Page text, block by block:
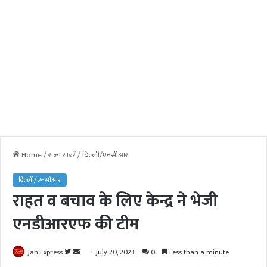
Home/राज्य खबरें/दिल्ली/एनसीआर
दिल्ली/एनसीआर
राहत व बचाव के लिए केन्द्र ने भेजी
एनडीआरएफ की टीम
Jan Express
F
July 20, 2023 0 Less than a minute